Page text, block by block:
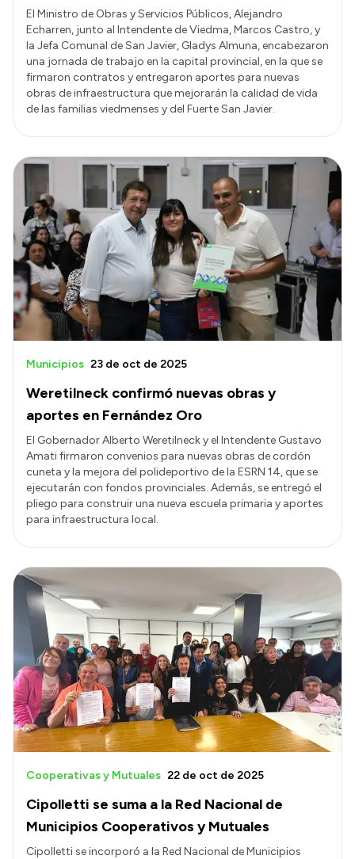
El Ministro de Obras y Servicios Públicos, Alejandro
Echarren, junto al Intendente de Viedma, Marcos Castro, y
la Jefa Comunal de San Javier, Gladys Almuna, encabezaron
una jornada de trabajo en la capital provincial, en la que se
firmaron contratos y entregaron aportes para nuevas
obras de infraestructura que mejorarán la calidad de vida
de las familias viedmenses y del Fuerte San Javier.
Weretilneck confirmó nuevas obras y
aportes en Fernández Oro
Municipios 23 de oct de 2025
El Gobernador Alberto Weretilneck y el Intendente Gustavo
Amati firmaron convenios para nuevas obras de cordón
cuneta y la mejora del polideportivo de la ESRN 14, que se
ejecutarán con fondos provinciales. Además, se entregó el
pliego para construir una nueva escuela primaria y aportes
para infraestructura local.
Cipolletti se suma a la Red Nacional de
Municipios Cooperativos y Mutuales
Cooperativas y Mutuales 22 de oct de 2025
Cipolletti se incorporó a la Red Nacional de Municipios